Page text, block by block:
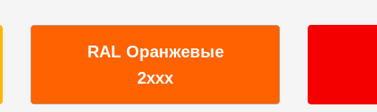
RAL Оранжевые
2ххх